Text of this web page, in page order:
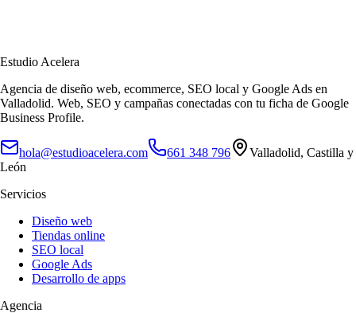
Estudio Acelera
Agencia de diseño web, ecommerce, SEO local y Google Ads en
Valladolid. Web, SEO y campañas conectadas con tu ficha de Google
Business Profile.
hola@estudioacelera.com 661 348 796 Valladolid, Castilla y
León
Servicios
Diseño web
Tiendas online
SEO local
Google Ads
Desarrollo de apps
Agencia